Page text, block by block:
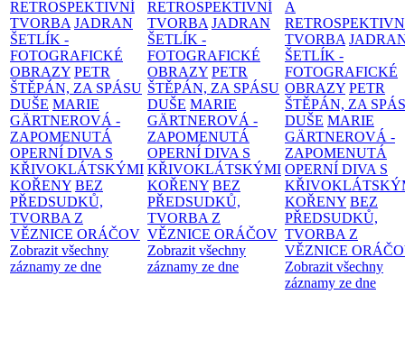
RETROSPEKTIVNÍ
TVORBA JADRAN
ŠETLÍK -
FOTOGRAFICKÉ
OBRAZY PETR
ŠTĚPÁN, ZA SPÁSU
DUŠE MARIE
GÄRTNEROVÁ -
ZAPOMENUTÁ
OPERNÍ DIVA S
KŘIVOKLÁTSKÝMI
KOŘENY BEZ
PŘEDSUDKŮ,
TVORBA Z
VĚZNICE ORÁČOV
Zobrazit všechny
záznamy ze dne
RETROSPEKTIVNÍ
TVORBA JADRAN
ŠETLÍK -
FOTOGRAFICKÉ
OBRAZY PETR
ŠTĚPÁN, ZA SPÁSU
DUŠE MARIE
GÄRTNEROVÁ -
ZAPOMENUTÁ
OPERNÍ DIVA S
KŘIVOKLÁTSKÝMI
KOŘENY BEZ
PŘEDSUDKŮ,
TVORBA Z
VĚZNICE ORÁČOV
Zobrazit všechny
záznamy ze dne
A
TVORBA
ŠETLÍK -
FOTOGRAFICKÉ
OBRAZY PETR
ŠTĚPÁN, ZA
DUŠE MARIE
GÄRTNEROVÁ -
ZAPOMENUTÁ
OPERNÍ DIVA S
KOŘENY BEZ
PŘEDSUDKŮ,
TVORBA Z
VĚZNICE
Zobrazit všechny
záznamy ze dne